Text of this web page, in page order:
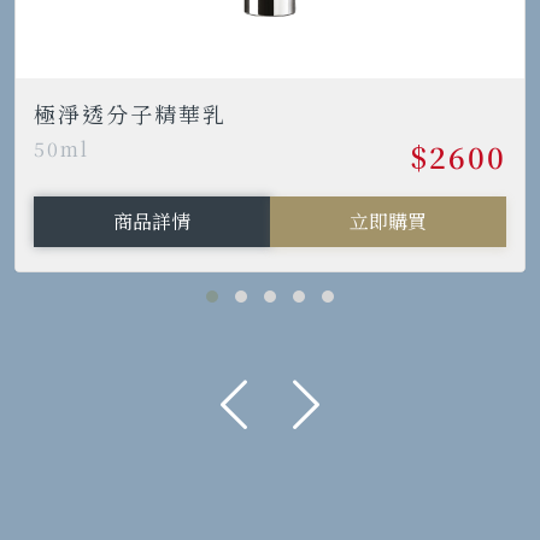
極淨透分子精華乳
50ml $2600
商品詳情 立即購買